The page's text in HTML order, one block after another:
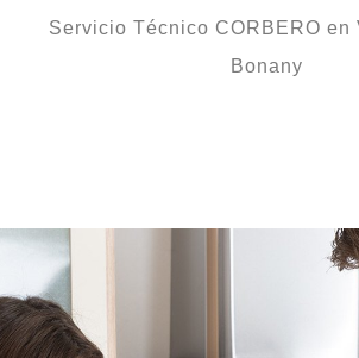
Servicio Técnico CORBERO en
Bonany